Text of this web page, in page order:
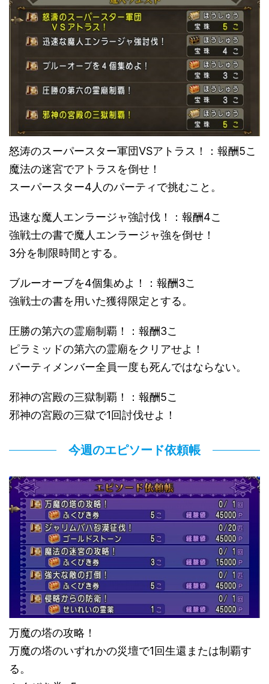
怒涛のスーパースター軍団VSアトラス！：報酬5こ
魔法の迷宮でアトラスを倒せ！
スーパースター4人のパーティで挑むこと。
迅速な魔人エンラージャ強討伐！：報酬4こ
強戦士の書で魔人エンラージャ強を倒せ！
3分を制限時間とする。
ブルーオーブを4個集めよ！：報酬3こ
強戦士の書を用いた獲得限定とする。
圧勝の第六の霊廟制覇！：報酬3こ
ピラミッドの第六の霊廟をクリアせよ！
パーティメンバー全員一度も死んではならない。
邪神の宮殿の三獄制覇！：報酬5こ
邪神の宮殿の三獄で1回討伐せよ！
今週のエピソード依頼帳
万魔の塔の攻略！
万魔の塔のいずれかの災壇で1回生還または制覇す
る。